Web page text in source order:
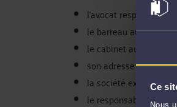
Ce
Nous
l’avocat responsable
le barreau auquel il
le cabinet au sein
son adresse
la société exploitant
le responsable de la